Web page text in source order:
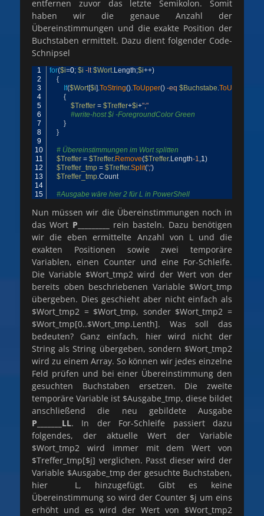
entfernen zuvor das letzte Semikolon. Somit
haben wir die genaue Anzahl der
Übereinstimmungen und die exakte Position der
Buchstaben ermittelt. Dazu dient folgender Code-
Schnipsel
1
2
3
4
5
6
7
8
9
10
11
12
13
14
15
for($i=0; $i -lt $Wort.Length;$i++)
{
If($Wort[$i].ToString().ToUpper() -eq $Buchstabe.ToUpper
{
$Treffer = $Treffer+$i+";"
#write-host $i -ForegroundColor Green
}
}
# Übereinstimmungen im Wort splitten
$Treffer = $Treffer.Remove($Treffer.Length-1,1)
$Treffer_tmp = $Treffer.Split(';')
$Treffer_tmp.Count
#Ausgabe wäre hier 2 für L in PowerShell
Nun müssen wir die Übereinstimmungen noch in
das Wort P_________ rein basteln. Dazu benötigen
wir die eben ermittelte Anzahl von L und die
exakten Positionen sowie zwei temporäre
Variablen, einen Counter und eine For-Schleife.
Die Variable $Wort_tmp2 wird der Wert von der
bereits oben beschriebenen Variable $Wort_tmp
übergeben. Dies geschieht aber nicht einfach als
$Wort_tmp2 = $Wort_tmp, sonder $Wort_tmp2 =
$Wort_tmp[0..$Wort_tmp.Lenth]. Was soll das
bedeuten? Ganz einfach, hier wird nicht der
String als String übergeben, sondern $Wort_tmp2
wird zu einem Array. So können wir jedes einzelne
Feld prüfen und bei einer Übereinstimmung den
gesuchten Buchstaben ersetzen. Die zweite
temporäre Variable ist $Ausgabe_tmp, diese bildet
anschließend die neu gebildete Ausgabe
P_______LL. In der For-Schleife passiert dazu
folgendes, der aktuelle Wert der Variable
$Wort_tmp2 wird immer mit dem Wert von
$Treffer_tmp[$j] verglichen. Passt dieser wird der
Variable $Ausgabe_tmp der gesuchte Buchstaben,
hier L, hinzugefügt. Gibt es keine
Übereinstimmung so wird der Counter $j um eins
erhöht und es wird der Wert von $Wort_tmp2